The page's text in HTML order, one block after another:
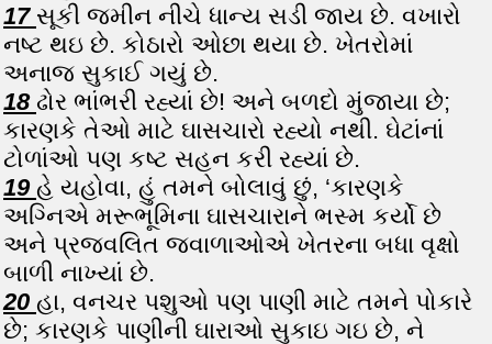
17 સૂકી જમીન નીચે ધાન્ય સડી જાય છે. વખારો
નષ્ટ થઇ છે. કોઠારો ઓછા થયા છે. ખેતરોમાં
અનાજ સુકાઈ ગયું છે.
18 ઢોર ભાંભરી રહ્યાં છે! અને બળદો મુંજાયા છે;
કારણકે તેઓ માટે ઘાસચારો રહ્યો નથી. ઘેટાંનાં
ટોળાંઓ પણ કષ્ટ સહન કરી રહ્યાં છે.
19 હે યહોવા, હું તમને બોલાવું છું, ‘કારણકે
અગ્નિએ મરૂભૂમિના ઘાસચારાને ભસ્મ કર્યો છે
અને પ્રજવલિત જવાળાઓએ ખેતરના બધા વૃક્ષો
બાળી નાખ્યાં છે.
20 હા, વનચર પશુઓ પણ પાણી માટે તમને પોકારે
છે; કારણકે પાણીની ઘારાઓ સુકાઇ ગઇ છે, ને